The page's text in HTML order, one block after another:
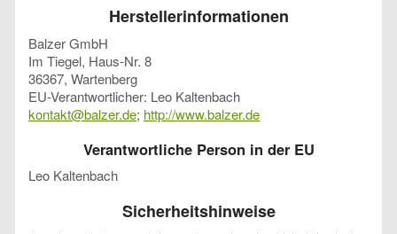
Herstellerinformationen
Balzer GmbH
Im Tiegel, Haus-Nr. 8
36367, Wartenberg
EU-Verantwortlicher: Leo Kaltenbach
kontakt@balzer.de; http://www.balzer.de
Verantwortliche Person in der EU
Leo Kaltenbach
Sicherheitshinweise